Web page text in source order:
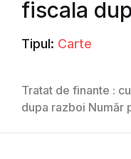
fiscala
Tipul: Carte
Tratat de finante :
dupa razboi Număr